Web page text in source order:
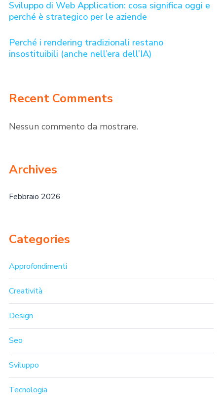
Sviluppo di Web Application: cosa significa oggi e
perché è strategico per le aziende
Perché i rendering tradizionali restano
insostituibili (anche nell’era dell’IA)
Recent Comments
Nessun commento da mostrare.
Archives
Febbraio 2026
Categories
Approfondimenti
Creatività
Design
Seo
Sviluppo
Tecnologia